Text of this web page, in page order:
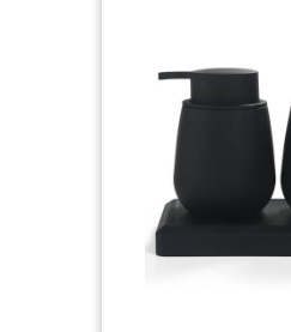
étanche permet un
usage quotidien:
- parfaitement adapté
Niveaux de Dosage
lavage des mains à la
pour la vaisselle ou la
dosage
nettoyage efficace tout en
Support AIKE: Garantie
problème avec le
pour vous aider AIKE se